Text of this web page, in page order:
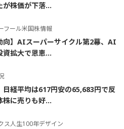
が株価が下落...
フール米国株情報
向】AIスーパーサイクル第2幕、AI
資拡大で恩恵...
日経平均は617円安の65,683円で反
に売りも好...
ス人生100年デザイン